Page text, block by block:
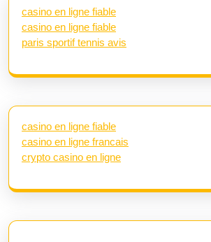
casino en ligne fiable
casino en ligne fiable
paris sportif tennis avis
casino en ligne fiable
casino en ligne francais
crypto casino en ligne